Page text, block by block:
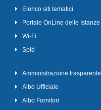
Elenco siti tematici
Portale OnLine delle Istanze
Wi-Fi
Spid
Amministrazione trasparente
Albo Ufficiale
Albo Fornitori